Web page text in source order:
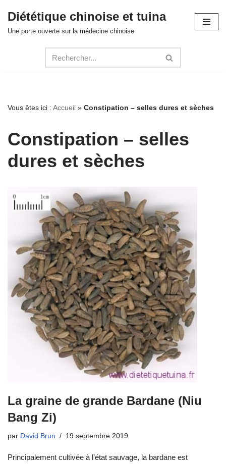
Aller
Diététique chinoise et tuina
Une porte ouverte sur la médecine chinoise
Vous êtes ici : Accueil » Constipation – selles dures et sèches
Constipation – selles
dures et sèches
La graine de grande Bardane (Niu
Bang Zi)
par David Brun 19 septembre 2019
Principalement cultivée à l’état sauvage, la bardane est